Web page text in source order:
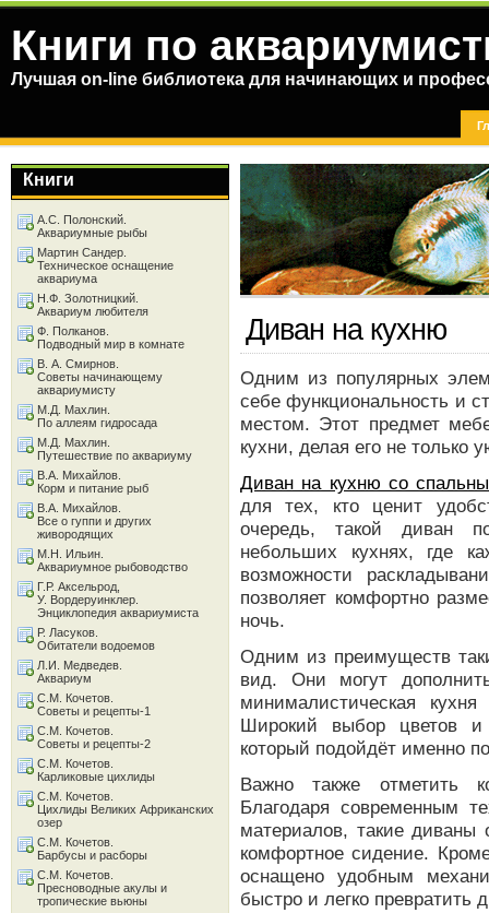
Книги по
Лучшая on-line библиотека для начинающих и
Диван на кухню
Одним из популярных
себе функциональность и
местом. Этот предмет
кухни, делая его не
Диван на кухню со
для тех, кто ценит
очередь, такой диван
небольших кухнях, где
возможности
позволяет комфортно
ночь.
Одним из преимуществ
вид. Они могут
минималистическая
Широкий выбор цветов и
который подойдёт именно
Важно также отметить
Благодаря современным
материалов, такие
комфортное сидение.
оснащено удобным
быстро и легко превратить
Книги
А.С. Полонский.
Аквариумные рыбы
Мартин Сандер.
Техническое оснащение
аквариума
Н.Ф. Золотницкий.
Аквариум любителя
Ф. Полканов.
Подводный мир в комнате
В. А. Смирнов.
Советы начинающему
аквариумисту
М.Д. Махлин.
По аллеям гидросада
М.Д. Махлин.
Путешествие по аквариуму
В.А. Михайлов.
Корм и питание рыб
В.А. Михайлов.
Все о гуппи и других
живородящих
М.Н. Ильин.
Аквариумное рыбоводство
Г.Р. Аксельрод,
У. Вордеруинклер.
Энциклопедия аквариумиста
Р. Ласуков.
Обитатели водоемов
Л.И. Медведев.
Аквариум
С.М. Кочетов.
Советы и рецепты-1
С.М. Кочетов.
Советы и рецепты-2
С.М. Кочетов.
Карликовые цихлиды
С.М. Кочетов.
Цихлиды Великих Африканских
озер
С.М. Кочетов.
Барбусы и расборы
С.М. Кочетов.
Пресноводные акулы и
тропические вьюны